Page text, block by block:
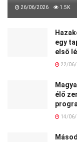
26/06/2026 1.5K
egy
első
22/
élő
14/